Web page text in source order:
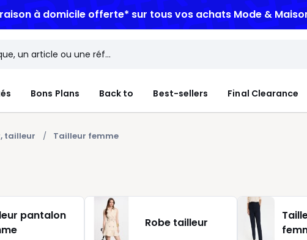
à domicile offerte* sur tous vos achats Mode &
Bons Plans Back to Best-sellers Final Clearance
tailleur Tailleur femme
pantalon
Robe tailleur